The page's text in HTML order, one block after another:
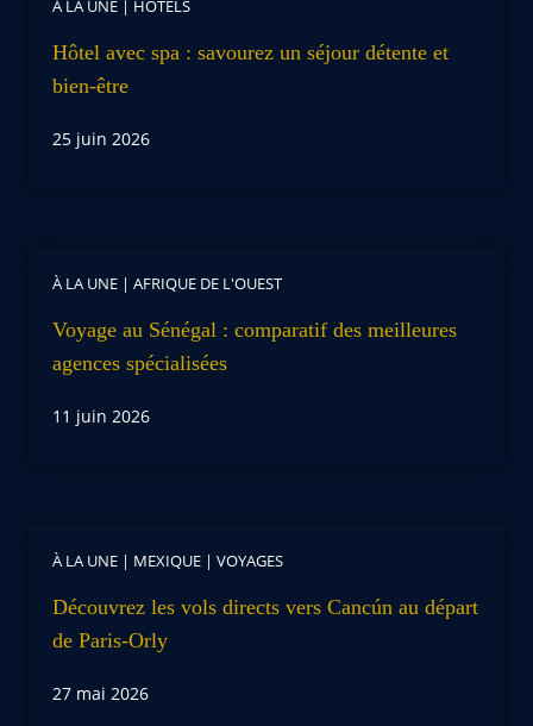
À LA UNE | HOTELS
Hôtel avec spa : savourez un séjour détente et
bien-être
25 juin 2026
À LA UNE | AFRIQUE DE L'OUEST
Voyage au Sénégal : comparatif des meilleures
agences spécialisées
11 juin 2026
À LA UNE | MEXIQUE | VOYAGES
Découvrez les vols directs vers Cancún au départ
de Paris-Orly
27 mai 2026